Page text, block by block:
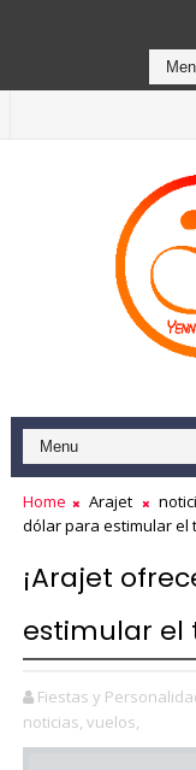
Home Arajet
dólar para estimular el
¡Arajet
estimular el
Fiestas y
noticias, vuelos,